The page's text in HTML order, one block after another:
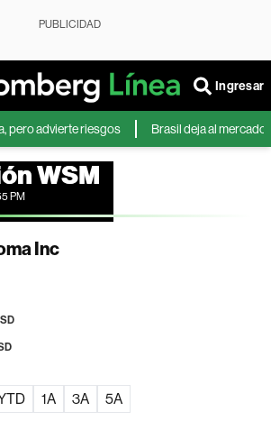
PUBLICIDAD
Ingresar
riesgos Brasil deja al mercado
WSM
PM
Inc
1A 3A 5A